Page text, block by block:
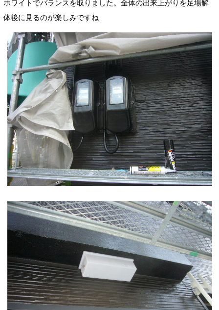
ホワイトでバランスを取りました。全体の出来上がりを足場解
体後に見るのが楽しみですね